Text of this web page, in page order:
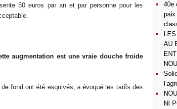
50 euros par an et par personne pour les
augmentation est une vraie douche froide
fond ont été esquivés, a évoqué les tarifs des
40e
paix
AU
NI